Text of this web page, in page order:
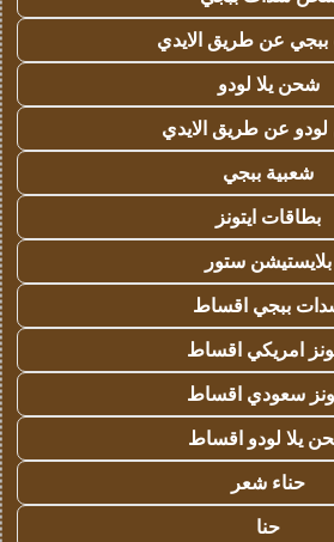
عن طريق الايدي
شحن يلا لودو
عن طريق الايدي
شعبية ببجي
بطاقات ايتونز
بلايستيشن ستور
ببجي اقساط
امريكي اقساط
سعودي اقساط
يلا لودو اقساط
حناء شعر
حنا